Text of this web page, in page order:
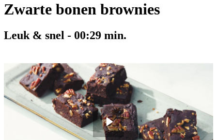
Zwarte bonen brownies
Leuk & snel - 00:29 min.